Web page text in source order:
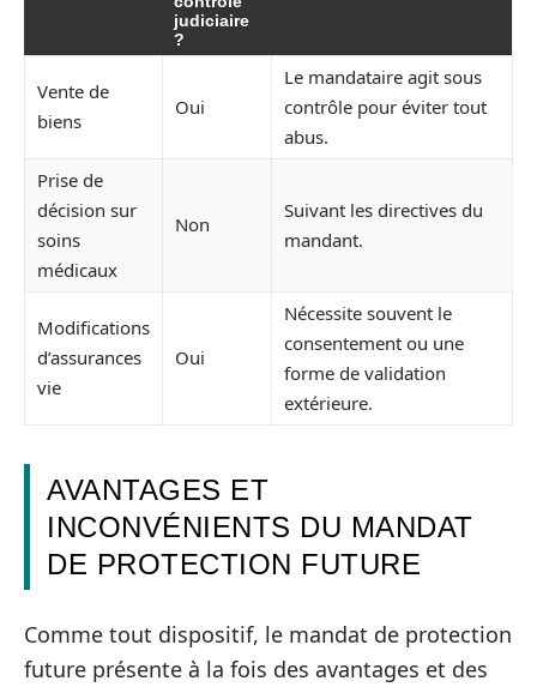
judiciaire
?
Vente de
biens
Oui
Le mandataire agit sous
contrôle pour éviter tout
abus.
Prise de
décision sur
soins
médicaux
Non
Suivant les directives du
mandant.
Modifications
d’assurances
vie
Oui
Nécessite souvent le
consentement ou une
forme de validation
extérieure.
AVANTAGES ET
INCONVÉNIENTS DU MANDAT
DE PROTECTION FUTURE
Comme tout dispositif, le mandat de protection
future présente à la fois des avantages et des